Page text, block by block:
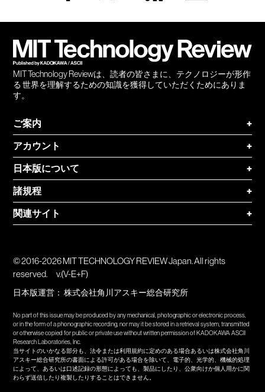
MIT Technology Reviewは、読者の皆さまに、テクノロジーが形作
る 世界を理解するための知識を獲得していただくためにありま
す。
ご案内
+
アカウント
+
日本版について
+
諸規程
+
関連サイト
+
© 2016-2026 MIT TECHNOLOGY REVIEW Japan. All rights
reserved.
v.(V-E+F)
日本版運営：株式会社角川アスキー総合研究所
No part of this issue may be produced by any mechanical, photographic or electronic process,
or in the form of a phonographic recording, nor may it be stored in a retrieval system, transmitted
or otherwise copied for public or private use without written permission of KADOKAWA ASCII
Research Laboratories, Inc.
当サイトのいかなる部分も、法令または利用規約に定めのある場合あるいは株式会社角川
アスキー総合研究所の書面による許可がある場合を除いて、電子的、光学的、機械的処理
によって、あるいは口述記録の形態によっても、製品にしたり、公衆向けか個人用かに関
わらず送信したり複製したりすることはできません。